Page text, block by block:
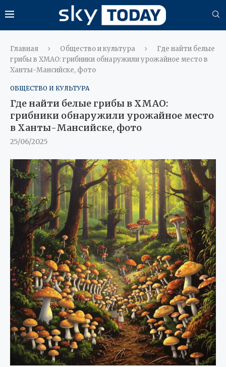
Главная Общество и культура
Где найти белые
грибы в ХМАО: грибники обнаружили урожайное место в
Ханты-Мансийске, фото
ОБЩЕСТВО И КУЛЬТУРА
Где найти белые грибы в ХМАО:
грибники обнаружили урожайное место
в Ханты-Мансийске, фото
25/06/2025